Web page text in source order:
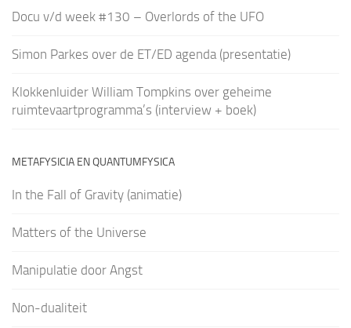
Docu v/d week #130 – Overlords of the UFO
Simon Parkes over de ET/ED agenda (presentatie)
Klokkenluider William Tompkins over geheime
ruimtevaartprogramma’s (interview + boek)
METAFYSICIA EN QUANTUMFYSICA
In the Fall of Gravity (animatie)
Matters of the Universe
Manipulatie door Angst
Non-dualiteit